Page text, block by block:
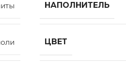
НАПОЛНИТЕЛЬ
ЦВЕТ